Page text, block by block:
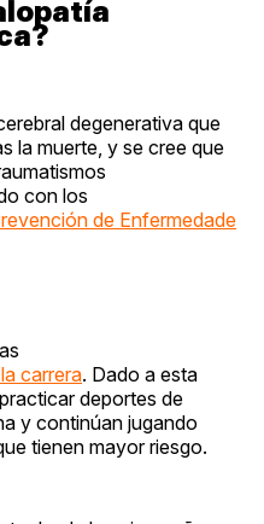
degenerativa que
la muerte, y se cree que
con los
de Enfermedade
carrera. Dado a esta
deportes de
y continúan jugando
tienen mayor riesgo.